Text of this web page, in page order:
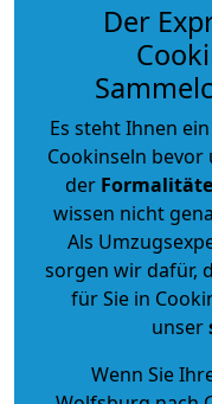
Der
Es steht Ihnen ein
Cookinseln bevor
der
wissen nicht
Als
sorgen wir dafür,
für Sie in
unser
Wenn Sie